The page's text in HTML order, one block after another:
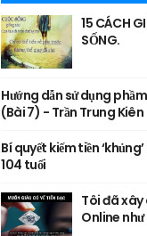
15 CÁCH
SỐNG.
Hướng dẫn sử dụng
(Bài 7) - Trần Trung Kiên
Bí quyết kiếm tiền
104 tuổi
Tôi đã xây
Online